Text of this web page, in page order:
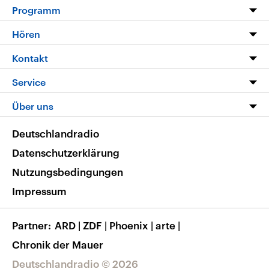
Programm
Programm
Die Nachrichten
Nachrichtenleicht
Neue Beiträge auf dlf.de
Hören
Livestream
Podcasts
Deutschlandfunk App
Nachrichten App
Frequenzen
Kontakt
Hörerservice
Service
FAQ
Veranstaltungen
Musikliste
RSS
Über uns
Barrierefreiheit
Deutschlandradio © 2026
Deutschlandradio
Datenschutzerklärung
Nutzungsbedingungen
Impressum
Partner ARD | ZDF | Phoenix | arte |
Chronik der Mauer